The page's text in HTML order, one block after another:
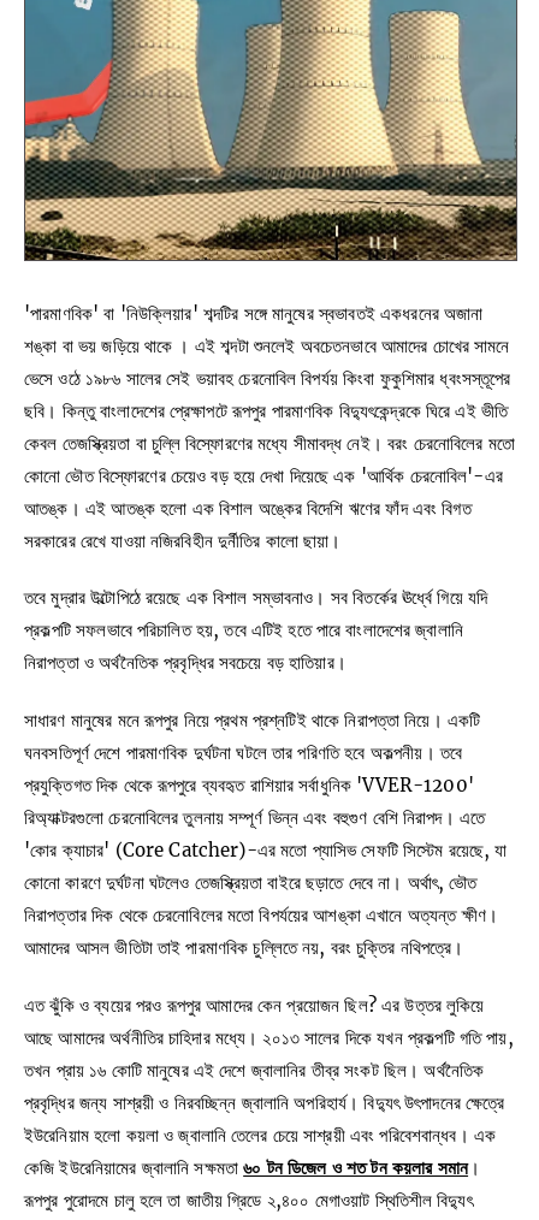
'পারমাণবিক' বা 'নিউক্লিয়ার' শব্দটির সঙ্গে মানুষের স্বভাবতই একধরনের অজানা
শঙ্কা বা ভয় জড়িয়ে থাকে । এই শব্দটা শুনলেই অবচেতনভাবে আমাদের চোখের সামনে
ভেসে ওঠে ১৯৮৬ সালের সেই ভয়াবহ চেরনোবিল বিপর্যয় কিংবা ফুকুশিমার ধ্বংসস্তূপের
ছবি। কিন্তু বাংলাদেশের প্রেক্ষাপটে রূপপুর পারমাণবিক বিদ্যুৎকেন্দ্রকে ঘিরে এই ভীতি
কেবল তেজস্ক্রিয়তা বা চুল্লি বিস্ফোরণের মধ্যে সীমাবদ্ধ নেই। বরং চেরনোবিলের মতো
কোনো ভৌত বিস্ফোরণের চেয়েও বড় হয়ে দেখা দিয়েছে এক 'আর্থিক চেরনোবিল'-এর
আতঙ্ক। এই আতঙ্ক হলো এক বিশাল অঙ্কের বিদেশি ঋণের ফাঁদ এবং বিগত
সরকারের রেখে যাওয়া নজিরবিহীন দুর্নীতির কালো ছায়া।
তবে মুদ্রার উল্টোপিঠে রয়েছে এক বিশাল সম্ভাবনাও। সব বিতর্কের ঊর্ধ্বে গিয়ে যদি
প্রকল্পটি সফলভাবে পরিচালিত হয়, তবে এটিই হতে পারে বাংলাদেশের জ্বালানি
নিরাপত্তা ও অর্থনৈতিক প্রবৃদ্ধির সবচেয়ে বড় হাতিয়ার।
সাধারণ মানুষের মনে রূপপুর নিয়ে প্রথম প্রশ্নটিই থাকে নিরাপত্তা নিয়ে। একটি
ঘনবসতিপূর্ণ দেশে পারমাণবিক দুর্ঘটনা ঘটলে তার পরিণতি হবে অকল্পনীয়। তবে
প্রযুক্তিগত দিক থেকে রূপপুরে ব্যবহৃত রাশিয়ার সর্বাধুনিক 'VVER-1200'
রিঅ্যাক্টরগুলো চেরনোবিলের তুলনায় সম্পূর্ণ ভিন্ন এবং বহুগুণ বেশি নিরাপদ। এতে
'কোর ক্যাচার' (Core Catcher)-এর মতো প্যাসিভ সেফটি সিস্টেম রয়েছে, যা
কোনো কারণে দুর্ঘটনা ঘটলেও তেজস্ক্রিয়তা বাইরে ছড়াতে দেবে না। অর্থাৎ, ভৌত
নিরাপত্তার দিক থেকে চেরনোবিলের মতো বিপর্যয়ের আশঙ্কা এখানে অত্যন্ত ক্ষীণ।
আমাদের আসল ভীতিটা তাই পারমাণবিক চুল্লিতে নয়, বরং চুক্তির নথিপত্রে।
এত ঝুঁকি ও ব্যয়ের পরও রূপপুর আমাদের কেন প্রয়োজন ছিল? এর উত্তর লুকিয়ে
আছে আমাদের অর্থনীতির চাহিদার মধ্যে। ২০১৩ সালের দিকে যখন প্রকল্পটি গতি পায়,
তখন প্রায় ১৬ কোটি মানুষের এই দেশে জ্বালানির তীব্র সংকট ছিল। অর্থনৈতিক
প্রবৃদ্ধির জন্য সাশ্রয়ী ও নিরবচ্ছিন্ন জ্বালানি অপরিহার্য। বিদ্যুৎ উৎপাদনের ক্ষেত্রে
ইউরেনিয়াম হলো কয়লা ও জ্বালানি তেলের চেয়ে সাশ্রয়ী এবং পরিবেশবান্ধব। এক
কেজি ইউরেনিয়ামের জ্বালানি সক্ষমতা৬০ টন ডিজেল ও শত টন কয়লার সমান।
রূপপুর পুরোদমে চালু হলে তা জাতীয় গ্রিডে ২,৪০০ মেগাওয়াট স্থিতিশীল বিদ্যুৎ